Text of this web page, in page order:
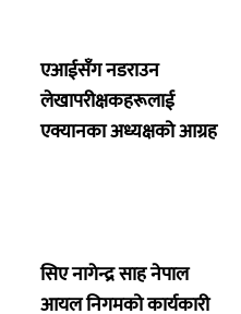
एआईसँग नडराउन
लेखापरीक्षकहरूलाई
एक्यानका अध्यक्षको आग्रह
सिए नागेन्द्र साह नेपाल
आयल निगमको कार्यकारी